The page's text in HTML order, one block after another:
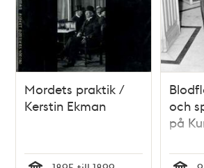
Mordets praktik /
Kerstin Ekman
och
på